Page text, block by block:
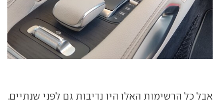
אבל כל הרשימות האלו היו נדיבות גם לפני שנתיים.